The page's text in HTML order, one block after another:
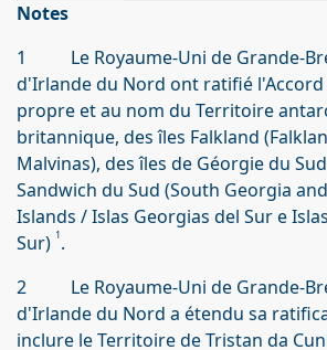
Notes
1 Le Royaume-Uni de Grande-
d'Irlande du Nord ont ratifié
propre et au nom du Territoire
britannique, des îles Falkland
Malvinas), des îles de Géorgie du
Sandwich du Sud (South Georgia
Islands / Islas Georgias del Sur e
Sur) 1.
2 Le Royaume-Uni de Grande-
d'Irlande du Nord a étendu sa
inclure le Territoire de Tristan da